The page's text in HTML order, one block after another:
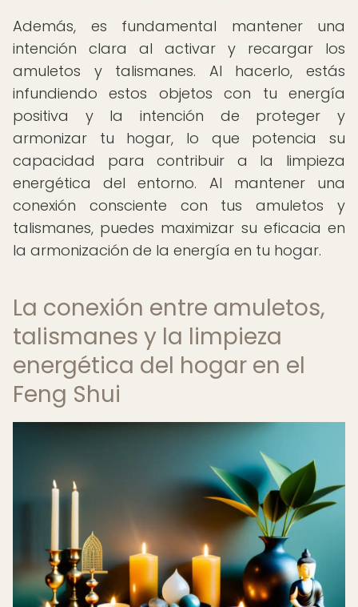
Además, es fundamental mantener una
intención clara al activar y recargar los
amuletos y talismanes. Al hacerlo, estás
infundiendo estos objetos con tu energía
positiva y la intención de proteger y
armonizar tu hogar, lo que potencia su
capacidad para contribuir a la limpieza
energética del entorno. Al mantener una
conexión consciente con tus amuletos y
talismanes, puedes maximizar su eficacia en
la armonización de la energía en tu hogar.
La conexión entre amuletos,
talismanes y la limpieza
energética del hogar en el
Feng Shui